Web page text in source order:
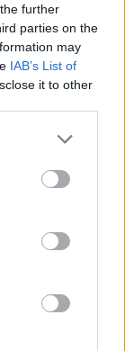
further
parties on the
may
IAB’s List of
it to other
more Google
may click to
party tags to
below Google